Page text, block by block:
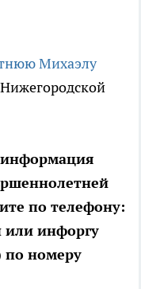
Михаэлу
информация
по телефону:
или инфоргу
по номеру